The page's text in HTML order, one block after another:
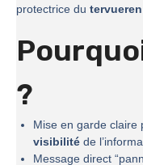
protectrice du
?
Mise en garde claire
visibilité de
Message direct